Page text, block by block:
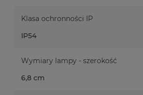
Klasa ochronności IP
IP54
Wymiary lampy - szerokość
6,8 cm